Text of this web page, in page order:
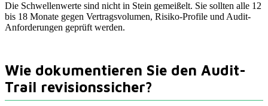
Die Schwellenwerte sind nicht in Stein gemeißelt. Sie sollten alle 12
bis 18 Monate gegen Vertragsvolumen, Risiko-Profile und Audit-
Anforderungen geprüft werden.
Wie dokumentieren Sie den Audit-
Trail revisionssicher?